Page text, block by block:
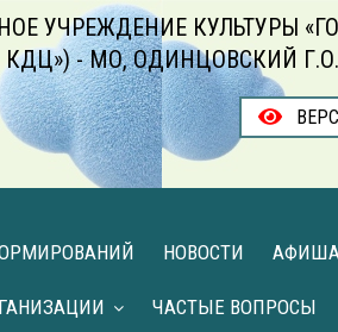
УЧРЕЖДЕНИЕ КУЛЬТУРЫ
- МО, ОДИНЦОВСКИЙ
НОВОСТИ
ЧАСТЫЕ ВОПРОСЫ